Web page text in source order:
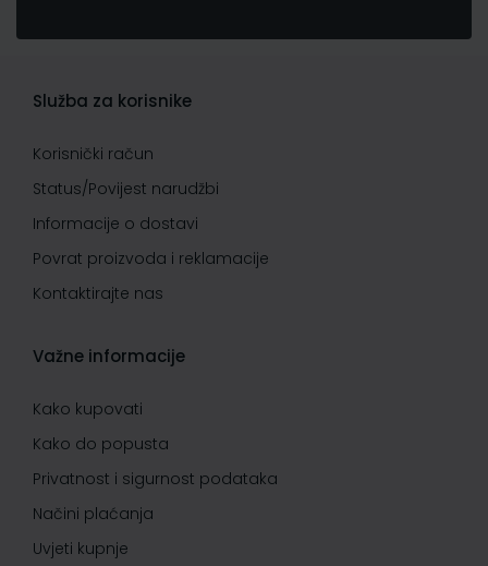
Služba za korisnike
Korisnički račun
Status/Povijest narudžbi
Informacije o dostavi
Povrat proizvoda i reklamacije
Kontaktirajte nas
Važne informacije
Kako kupovati
Kako do popusta
Privatnost i sigurnost podataka
Načini plaćanja
Uvjeti kupnje